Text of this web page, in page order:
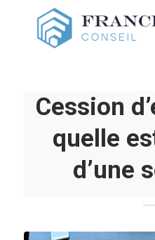
Cession
quelle
d’une